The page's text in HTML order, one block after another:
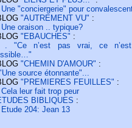
Une "conciergerie" pour
"AUTREMENT VU" :
Une oraison .. typique?
"EBAUCHES" :
. "Ce n’est pas vrai, ce
"CHEMIN D'AMOUR" :
source étonnante"...
"PREMIERES FEUILLES" :
Cela leur fait trop peur
BIBLIQUES :
Etude 204: Jean 13